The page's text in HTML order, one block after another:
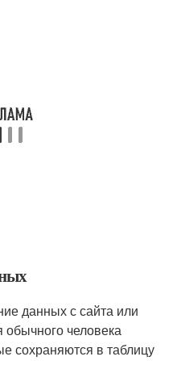
данных с сайта или
человека
сохраняются в таблицу